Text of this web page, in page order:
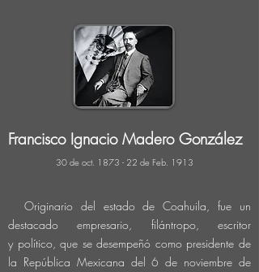
Francisco Ignacio MaderoGonzález
30 de oct. 1873 - 22 de Feb. 1913
Originario del estado de Coahuila, fue un
destacado empresario, filántropo, escritor
y político, que se desempeñó como presidente de
la República Mexicana del 6 de noviembre de